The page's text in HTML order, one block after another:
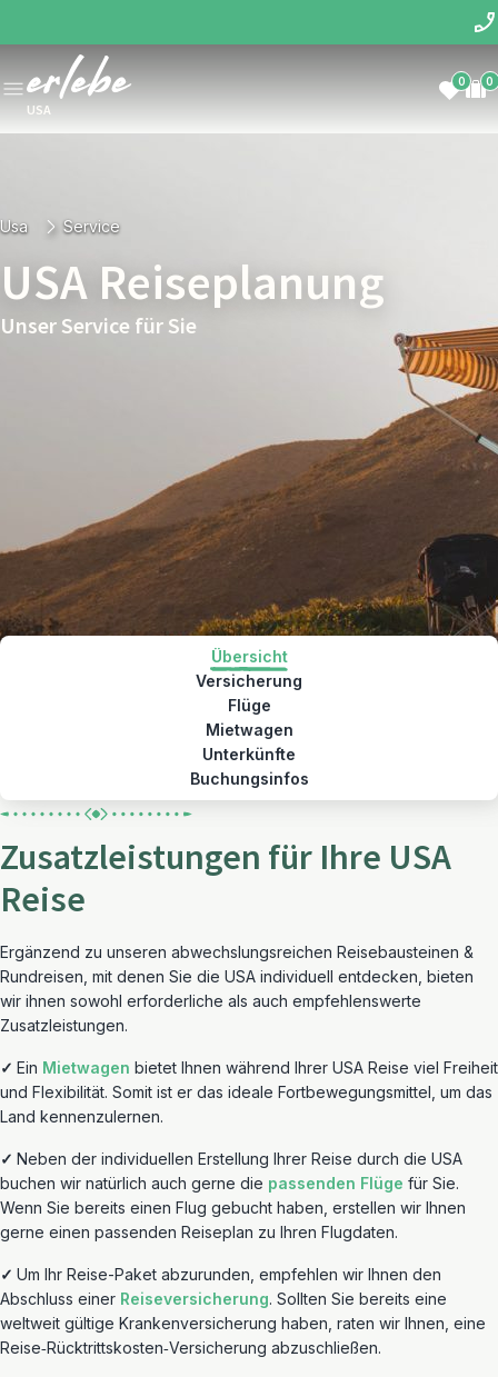
USA
0 0
Usa Service
USA Reiseplanung
Unser Service für Sie
Übersicht
Versicherung
Flüge
Mietwagen
Unterkünfte
Buchungsinfos
Zusatzleistungen für Ihre USA
Reise
Ergänzend zu unseren abwechslungsreichen Reisebausteinen &
Rundreisen, mit denen Sie die USA individuell entdecken, bieten
wir ihnen sowohl erforderliche als auch empfehlenswerte
Zusatzleistungen.
✓ Ein Mietwagen bietet Ihnen während Ihrer USA Reise viel Freiheit
und Flexibilität. Somit ist er das ideale Fortbewegungsmittel, um das
Land kennenzulernen.
✓ Neben der individuellen Erstellung Ihrer Reise durch die USA
buchen wir natürlich auch gerne die passenden Flüge für Sie.
Wenn Sie bereits einen Flug gebucht haben, erstellen wir Ihnen
gerne einen passenden Reiseplan zu Ihren Flugdaten.
✓ Um Ihr Reise-Paket abzurunden, empfehlen wir Ihnen den
Abschluss einer Reiseversicherung. Sollten Sie bereits eine
weltweit gültige Krankenversicherung haben, raten wir Ihnen, eine
Reise‐Rücktrittskosten‐Versicherung abzuschließen.